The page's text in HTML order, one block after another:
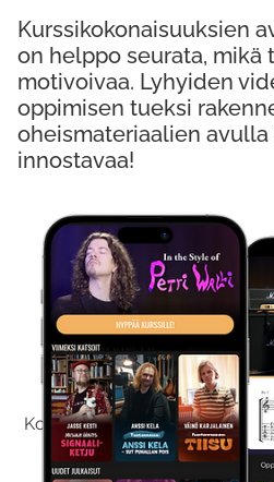
Kokeile
Kokeilemalla ilmaiseksi saat
viikon
Kurssikokonaisuuksien
on helppo seurata, mikä
motivoivaa. Lyhyiden
oppimisen tueksi
oheismateriaalien
innostavaa!